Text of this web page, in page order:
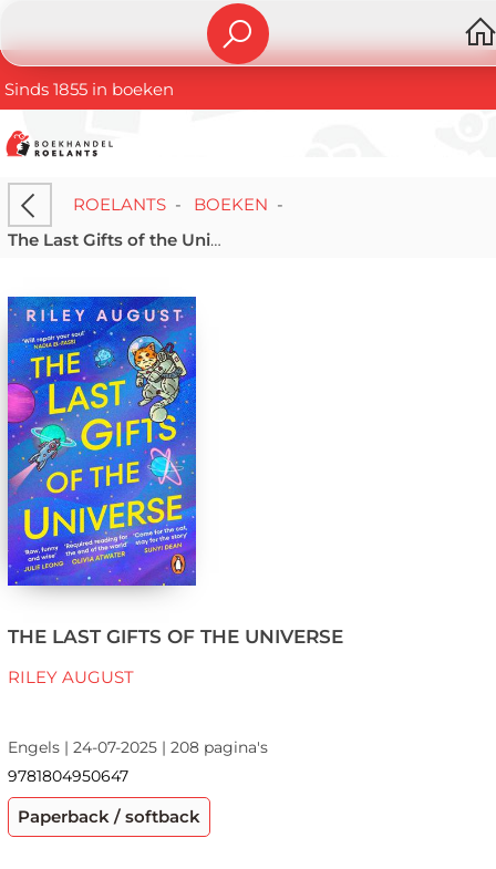
Sinds 1855 in boeken
ROELANTS- BOEKEN -
The Last Gifts of the Universe
THE LAST GIFTS OF THE UNIVERSE
RILEY AUGUST
Engels | 24-07-2025 | 208 pagina's
9781804950647
Paperback / softback